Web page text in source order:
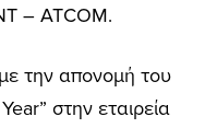
– ATCOM.
την απονομή του
στην εταιρεία